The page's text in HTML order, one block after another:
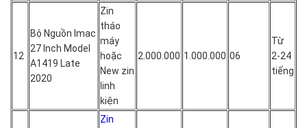
12
Bộ Nguồn Imac
27 Inch Model
A1419 Late
2020
Zin
tháo
máy
hoặc
New zin
linh
kiện
2.000.000 1.000.000 06
Từ
2-24
tiếng
Zin